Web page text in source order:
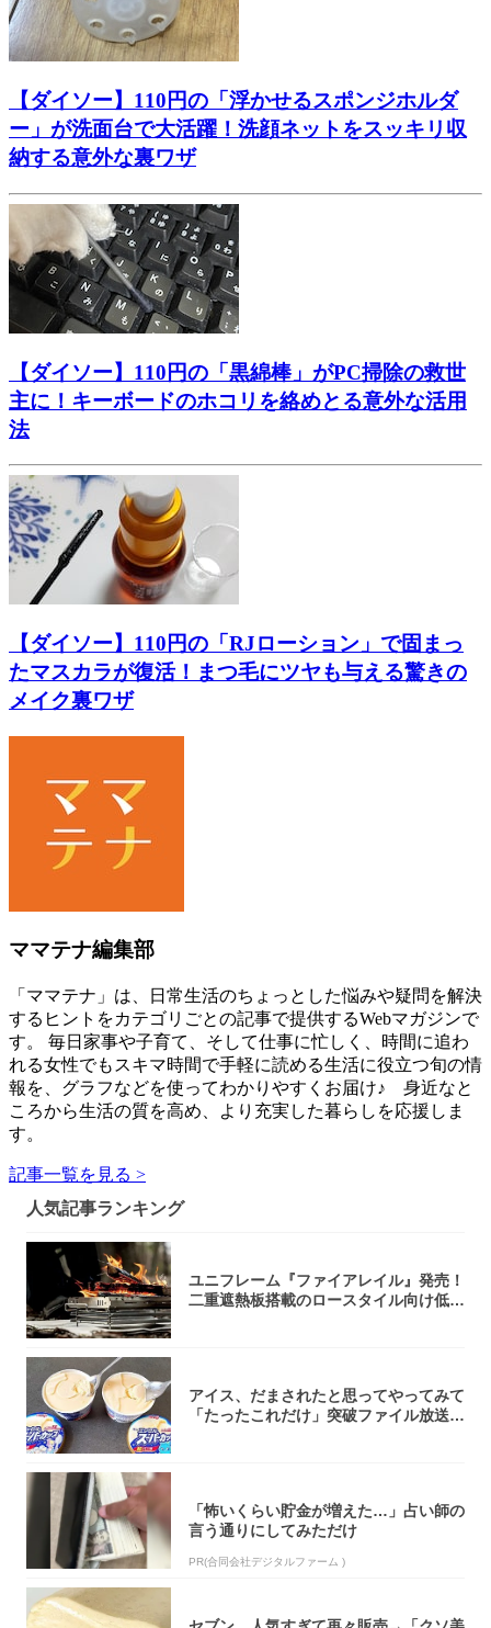
【ダイソー】110円の「浮かせるスポンジホルダ
ー」が洗面台で大活躍！洗顔ネットをスッキリ収
納する意外な裏ワザ
【ダイソー】110円の「黒綿棒」がPC掃除の救世
主に！キーボードのホコリを絡めとる意外な活用
法
【ダイソー】110円の「RJローション」で固まっ
たマスカラが復活！まつ毛にツヤも与える驚きの
メイク裏ワザ
ママテナ編集部
「ママテナ」は、日常生活のちょっとした悩みや疑問を解決
するヒントをカテゴリごとの記事で提供するWebマガジンで
す。 毎日家事や子育て、そして仕事に忙しく、時間に追わ
れる女性でもスキマ時間で手軽に読める生活に役立つ旬の情
報を、グラフなどを使ってわかりやすくお届け♪ 身近なと
ころから生活の質を高め、より充実した暮らしを応援しま
す。
記事一覧を見る >
人気記事ランキング
ユニフレーム『ファイアレイル』発売！
二重遮熱板搭載のロースタイル向け低型
アイス、だまされたと思ってやってみて
「たったこれだけ」突破ファイル放送で
「怖いくらい貯金が増えた…」占い師の
言う通りにしてみただけ
PR(合同会社デジタルファーム )